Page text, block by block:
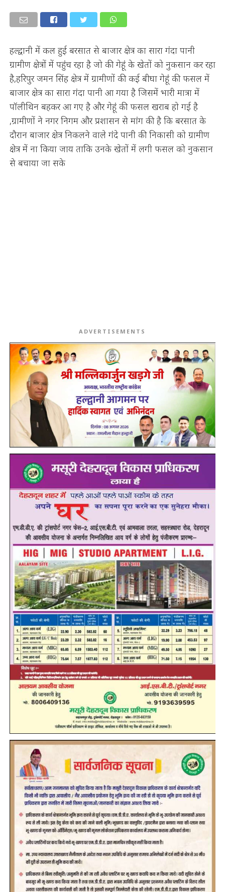
हल्द्वानी में कल हुई बरसात से बाजार क्षेत्र का सारा गंदा पानी
ग्रामीण क्षेत्रों में पहुंच रहा है जो की गेहूं के खेतों को नुकसान कर रहा
है,हरिपुर जमन सिंह क्षेत्र में ग्रामीणों की कई बीघा गेहूं की फसल में
बाजार क्षेत्र का सारा गंदा पानी आ गया है जिसमें भारी मात्रा में
पॉलीथिन बहकर आ गए है और गेहूं की फसल खराब हो गई है
,ग्रामीणों ने नगर निगम और प्रशासन से मांग की है कि बरसात के
दौरान बाजार क्षेत्र निकलने वाले गंदे पानी की निकासी को ग्रामीण
क्षेत्र में ना किया जाय ताकि उनके खेतों में लगी फसल को नुकसान
से बचाया जा सके
ADVERTISEMENTS